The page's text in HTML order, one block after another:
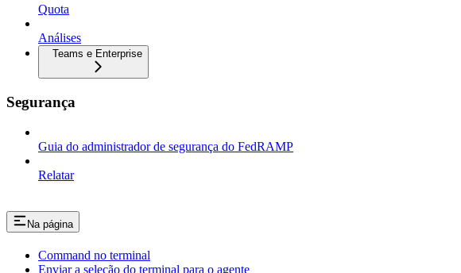
Quota
Análises
Teams e Enterprise
Segurança
Guia do administrador de segurança do FedRAMP
Relatar
Na página
Command no terminal
Enviar a seleção do terminal para o agente